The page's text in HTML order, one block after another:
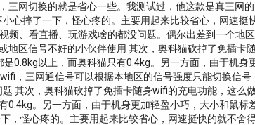
网切换的就是省心一些。我测试过，他这款是真三网
心摔了一下，怪心疼的。主要用起来比较省心，网速挺
、看直播、玩游戏啥的都没问题。偶尔出差到一个地
区信号不好的小伙伴使用 其次，奥科猫砍掉了免插卡
0.8kg以上，而奥科猫只有0.4kg。另一方面，由于机身
，三网通信号可以根据本地区的信号强度只能切换信号
其次，奥科猫砍掉了免插卡随身wifi的充电功能，这么
。另一方面，由于机身更加轻盈小巧，大小和鼠标
，怪心疼的。主要用起来比较省心，网速挺快的就不舍